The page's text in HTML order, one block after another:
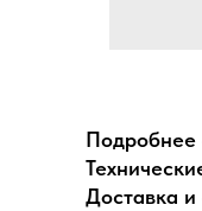
Подробнее
Доставка и